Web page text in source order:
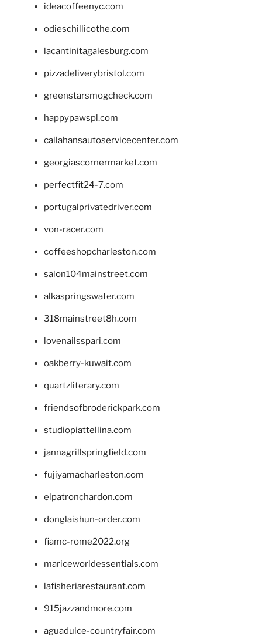
ideacoffeenyc.com
odieschillicothe.com
lacantinitagalesburg.com
pizzadeliverybristol.com
greenstarsmogcheck.com
happypawspl.com
callahansautoservicecenter.com
georgiascornermarket.com
perfectfit24-7.com
portugalprivatedriver.com
von-racer.com
coffeeshopcharleston.com
salon104mainstreet.com
alkaspringswater.com
318mainstreet8h.com
lovenailsspari.com
oakberry-kuwait.com
quartzliterary.com
friendsofbroderickpark.com
studiopiattellina.com
jannagrillspringfield.com
fujiyamacharleston.com
elpatronchardon.com
donglaishun-order.com
fiamc-rome2022.org
mariceworldessentials.com
lafisheriarestaurant.com
915jazzandmore.com
aguadulce-countryfair.com